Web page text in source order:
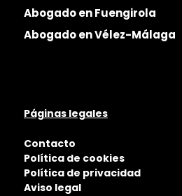
Abogado en Fuengirola
Abogado en Vélez-Málaga
Páginas legales
Contacto
Política de cookies
Política de privacidad
Aviso legal